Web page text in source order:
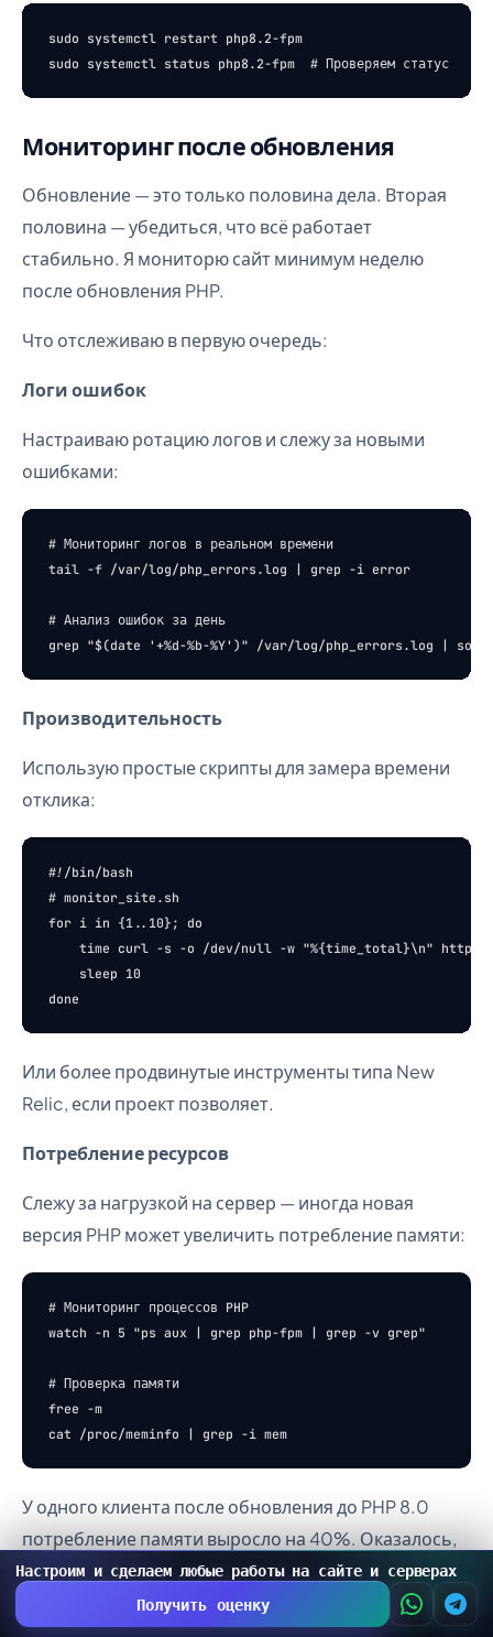
sudo systemctl restart php8.2-fpm
Мониторинг после обновления
Обновление — это только половина дела. Вторая
половина — убедиться, что всё работает
стабильно. Я мониторю сайт минимум неделю
после обновления PHP.
Что отслеживаю в первую очередь:
Логи ошибок
Настраиваю ротацию логов и слежу за новыми
ошибками:
# Мониторинг логов в реальном времени
tail -f /var/log/php_errors.log | grep -i error
# Анализ ошибок за день
Производительность
Использую простые скрипты для замера времени
отклика:
#!/bin/bash
# monitor_site.sh
for i in {1..10}; do
time curl -s -o /dev/null -w "%{time_total}\n"
    sleep 10
Или более продвинутые инструменты типа New
Relic, если проект позволяет.
Потребление ресурсов
Слежу за нагрузкой на сервер — иногда новая
версия PHP может увеличить потребление памяти:
# Мониторинг процессов PHP
watch -n 5 "ps aux | grep php-fpm | grep -v grep"
# Проверка памяти
free -m
У одного клиента после обновления до PHP 8.0
потребление памяти выросло на 40%. Оказалось,
что новая версия более требовательна к ресурсам
для их конкретного кода. Пришлось увеличить
Настроим и сделаем любые работы на сайте и серверах
Получить оценку